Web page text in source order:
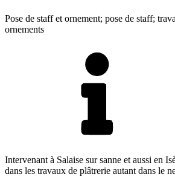
Pose de staff et ornement; pose de staff;
ornements
Intervenant à Salaise sur sanne et aussi en
dans les travaux de plâtrerie autant dans le